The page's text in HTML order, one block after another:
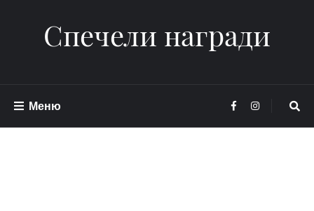
Спечели награди
Меню